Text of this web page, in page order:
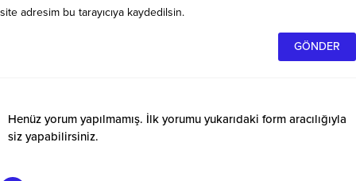
site adresim bu tarayıcıya kaydedilsin.
Henüz yorum yapılmamış. İlk yorumu yukarıdaki form aracılığıyla
siz yapabilirsiniz.